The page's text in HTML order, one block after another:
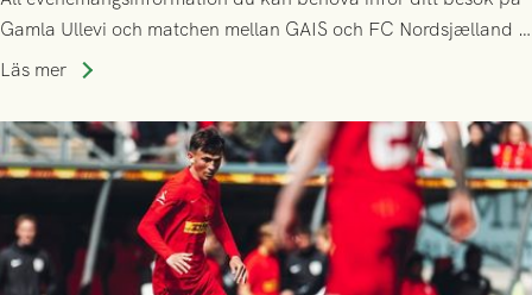
Gamla Ullevi och matchen mellan GAIS och FC Nordsjælland i
kvalet till Conference League! Avspark kl 19.00 på torsdag
Läs mer